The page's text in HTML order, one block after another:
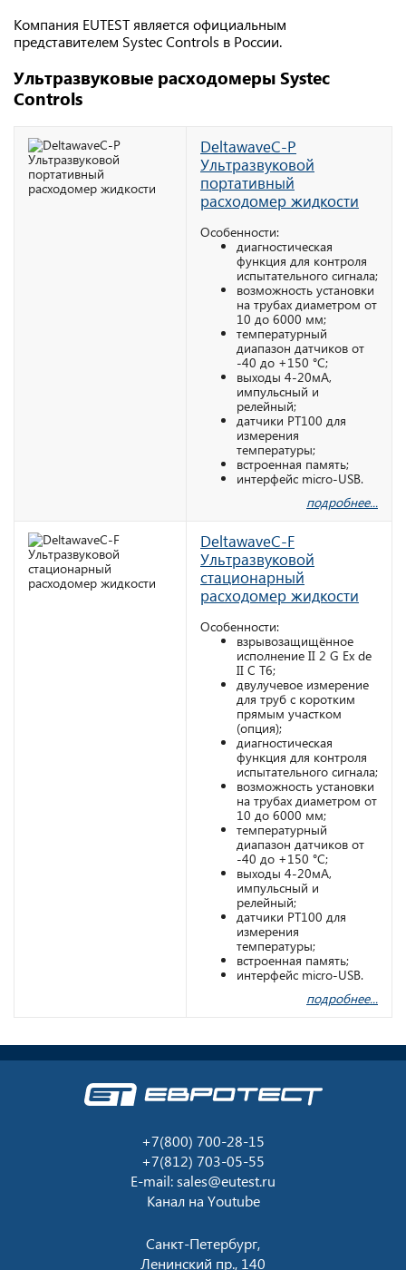
Компания EUTEST является официальным
представителем Systec Controls в России.
Ультразвуковые расходомеры Systec
Controls
DeltawaveC-P
Ультразвуковой
портативный
расходомер жидкости
Особенности:
диагностическая
функция для контроля
испытательного сигнала;
возможность установки
на трубах диаметром от
10 до 6000 мм;
температурный
диапазон датчиков от
-40 до +150 °С;
выходы 4-20мА,
импульсный и
релейный;
датчики РТ100 для
измерения
температуры;
встроенная память;
интерфейс micro-USB.
подробнее...
DeltawaveC-F
Ультразвуковой
стационарный
расходомер жидкости
Особенности:
взрывозащищённое
исполнение II 2 G Ex de
II C T6;
двулучевое измерение
для труб с коротким
прямым участком
(опция);
диагностическая
функция для контроля
испытательного сигнала;
возможность установки
на трубах диаметром от
10 до 6000 мм;
температурный
диапазон датчиков от
-40 до +150 °С;
выходы 4-20мА,
импульсный и
релейный;
датчики РТ100 для
измерения
температуры;
встроенная память;
интерфейс micro-USB.
подробнее...
+7(800) 700-28-15
+7(812) 703-05-55
E-mail:sales@eutest.ru
Канал на Youtube
Санкт-Петербург,
Ленинский пр., 140